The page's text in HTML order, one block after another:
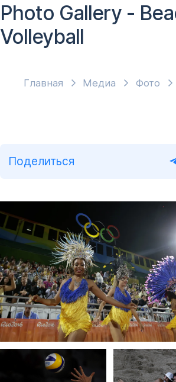
Главная Медиа Фото
Photo Gallery -
Volleyball
Поделиться